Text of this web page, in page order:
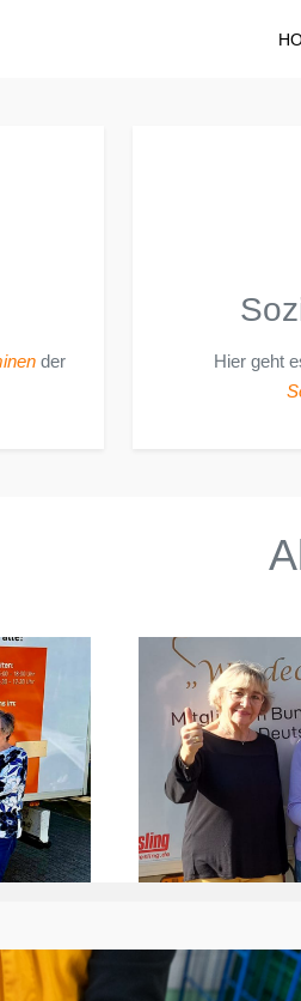
der
Hier geht